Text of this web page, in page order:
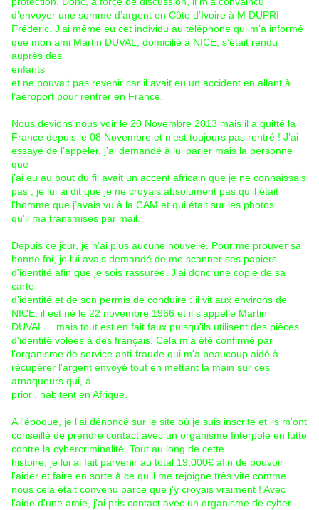
d’envoyer une somme d’argent en Côte d’Ivoire à M DUPRI
Fréderic. J’ai même eu cet individu au téléphone qui m’a informé
que mon ami Martin DUVAL, domicilié à NICE, s’était rendu
auprès des
enfants
et ne pouvait pas revenir car il avait eu un accident en allant à
l’aéroport pour rentrer en France.
Nous devions nous voir le 20 Novembre 2013 mais il a quitté la
France depuis le 08 Novembre et n’est toujours pas rentré ! J’ai
essayé de l’appeler, j’ai demandé à lui parler mais la personne
que
j’ai eu au bout du fil avait un accent africain que je ne connaissais
pas ; je lui ai dit que je ne croyais absolument pas qu’il était
l’homme que j’avais vu à la CAM et qui était sur les photos
qu'il ma transmises par mail.
Depuis ce jour, je n'ai plus aucune nouvelle. Pour me prouver sa
bonne foi, je lui avais demandé de me scanner ses papiers
d'identité afin que je sois rassurée. J'ai donc une copie de sa
carte
d'identité et de son permis de conduire : il vit aux environs de
NICE, il est né le 22 novembre 1966 et il s'appelle Martin
DUVAL… mais tout est en fait faux puisqu'ils utilisent des pièces
d'identité volées à des français. Cela m'a été confirmé par
l'organisme de service anti-fraude qui m'a beaucoup aidé à
récupérer l'argent envoyé tout en mettant la main sur ces
arnaqueurs qui, a
priori, habitent en Afrique.
A l'époque, je l'ai dénoncé sur le site où je suis inscrite et ils m'ont
conseillé de prendre contact avec un organisme Interpole en lutte
contre la cybercriminalité. Tout au long de cette
histoire, je lui ai fait parvenir au total 19,000€ afin de pouvoir
l'aider et faire en sorte à ce qu'il me rejoigne très vite comme
nous cela était convenu parce que j'y croyais vraiment ! Avec
l'aide d'une amie, j'ai pris contact avec un organisme de cyber-